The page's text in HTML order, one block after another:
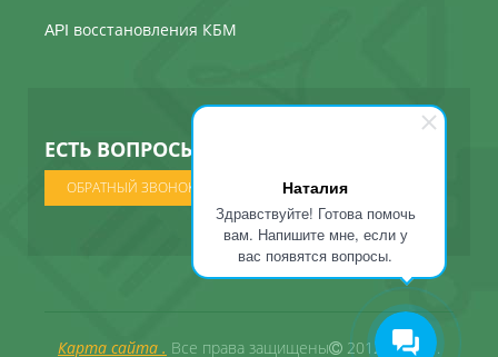
Наталия
Здравствуйте! Готова помочь
вам. Напишите мне, если у
вас появятся вопросы.
API восстановления КБМ
ЕСТЬ ВОПРОСЫ ? МЫ ПОЗВОНИМ
ОБРАТНЫЙ ЗВОНОК
Карта сайта . Все права защищены 2012 - 2026 .